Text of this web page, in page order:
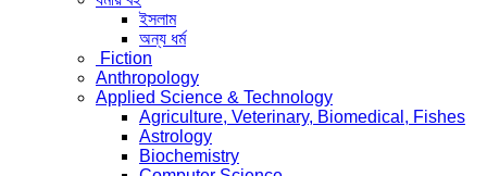
ইসলাম
অন্য ধর্ম
Fiction
Anthropology
Applied Science & Technology
Agriculture, Veterinary, Biomedical, Fishes
Astrology
Biochemistry